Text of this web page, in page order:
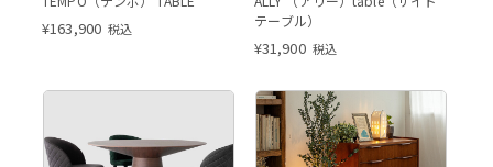
¥163,900 税込
テーブル）
¥31,900 税込
ウォールナット